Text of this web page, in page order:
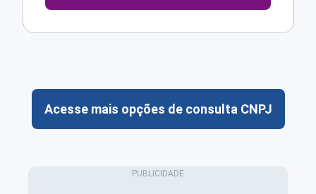
Acesse mais opções de consulta CNPJ